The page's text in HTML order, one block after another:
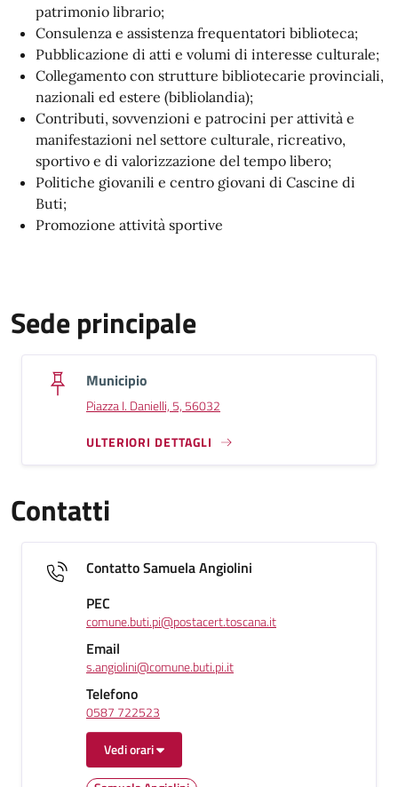
patrimonio librario;
Consulenza e assistenza frequentatori biblioteca;
Pubblicazione di atti e volumi di interesse culturale;
Collegamento con strutture bibliotecarie provinciali,
nazionali ed estere (bibliolandia);
Contributi, sovvenzioni e patrocini per attività e
manifestazioni nel settore culturale, ricreativo,
sportivo e di valorizzazione del tempo libero;
Politiche giovanili e centro giovani di Cascine di
Buti;
Promozione attività sportive
Sede principale
Municipio
Piazza I. Danielli, 5, 56032
ULTERIORI DETTAGLI
Contatti
Contatto Samuela Angiolini
PEC
comune.buti.pi@postacert.toscana.it
Email
s.angiolini@comune.buti.pi.it
Telefono
0587 722523
Vedi orari